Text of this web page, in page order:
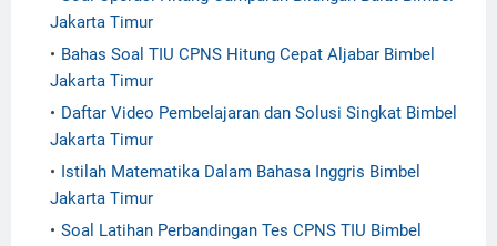
Jakarta Timur
Bahas Soal TIU CPNS Hitung Cepat Aljabar Bimbel
Jakarta Timur
Daftar Video Pembelajaran dan Solusi Singkat Bimbel
Jakarta Timur
Istilah Matematika Dalam Bahasa Inggris Bimbel
Jakarta Timur
Soal Latihan Perbandingan Tes CPNS TIU Bimbel